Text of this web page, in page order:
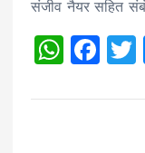
संजीव नैयर सहित
W
at
F
ce